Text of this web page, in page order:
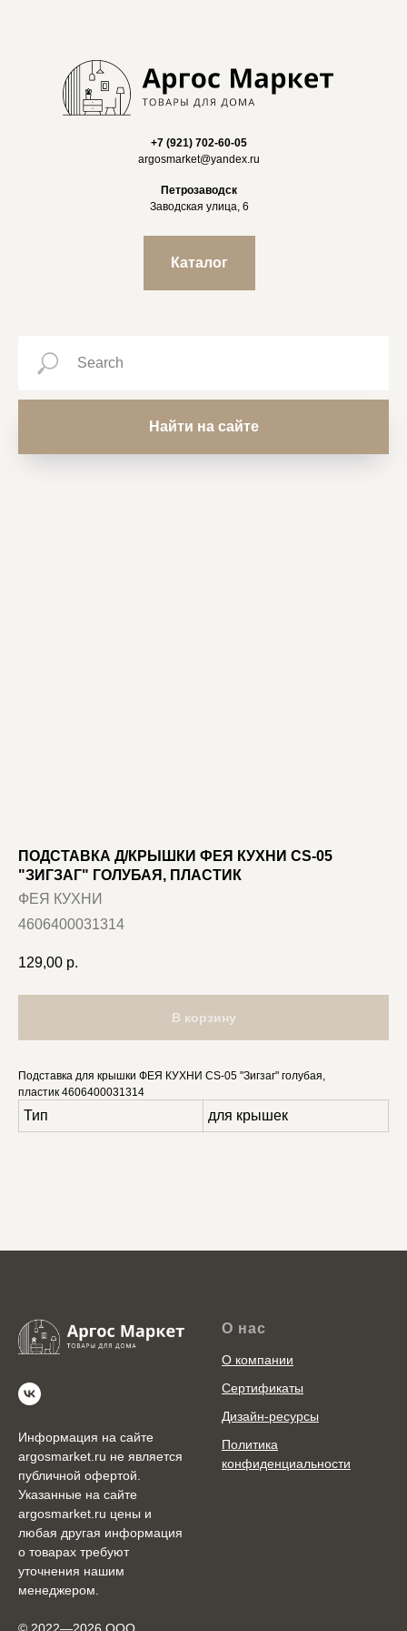
+7 (921) 702-60-05
argosmarket@yandex.ru
Петрозаводск
Заводская улица, 6
Каталог
Найти на сайте
ПОДСТАВКА Д/КРЫШКИ ФЕЯ КУХНИ CS-05
"ЗИГЗАГ" ГОЛУБАЯ, ПЛАСТИК
ФЕЯ КУХНИ
4606400031314
129,00 р.
В корзину
Подставка для крышки ФЕЯ КУХНИ CS-05 "Зигзаг" голубая,
пластик 4606400031314
Тип для крышек
Информация на сайте
argosmarket.ru не является
публичной офертой.
Указанные на сайте
argosmarket.ru цены и
любая другая информация
о товарах требуют
уточнения нашим
менеджером.
О нас
О компании
Сертификаты
Дизайн-ресурсы
Политика
конфиденциальности